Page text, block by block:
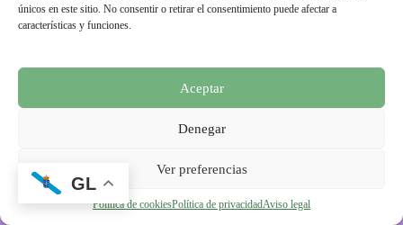
únicos en este sitio. No consentir o retirar el consentimiento puede afectar a
características y funciones.
Aceptar
Denegar
Ver preferencias
Política de cookiesPolítica de privacidadAviso legal
GL